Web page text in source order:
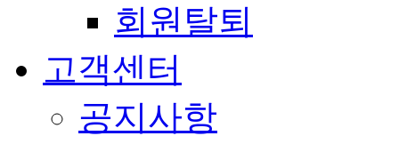
회원탈퇴
고객센터
공지사항